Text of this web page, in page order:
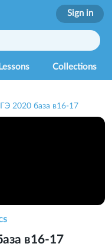
Lessons Collections
Sign in
2020 база в16-17
в16-17